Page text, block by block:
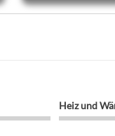
Heiz und